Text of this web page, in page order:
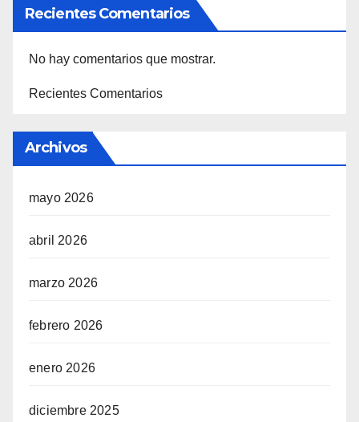
Recientes Comentarios
No hay comentarios que mostrar.
Recientes Comentarios
Archivos
mayo 2026
abril 2026
marzo 2026
febrero 2026
enero 2026
diciembre 2025